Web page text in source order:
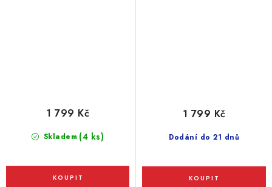
Skladem (4 ks)
1 799 Kč
Dodání do 21 dnů
1 799 Kč